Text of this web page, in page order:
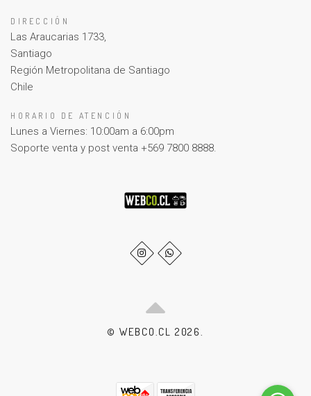
DIRECCIÓN
Las Araucarias 1733,
Santiago
Región Metropolitana de Santiago
Chile
HORARIO DE ATENCIÓN
Lunes a Viernes: 10:00am a 6:00pm
Soporte venta y post venta +569 7800 8888.
© WEBCO.CL 2026.